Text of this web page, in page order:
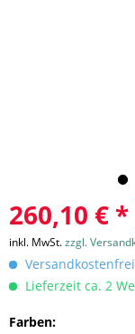
260,10 € *
inkl. MwSt.zzgl.
Lieferzeit ca. 2
Farben: